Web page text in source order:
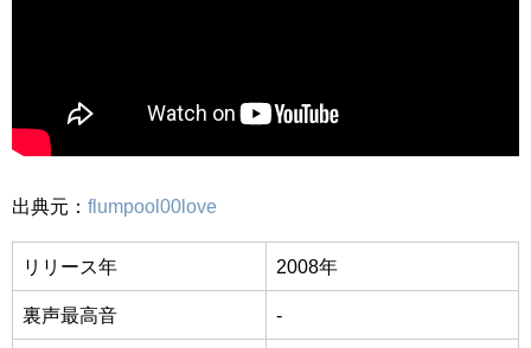
出典元： flumpool00love
リリース年 2008年
裏声最高音 -